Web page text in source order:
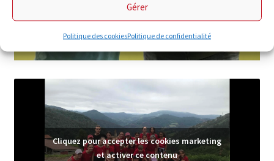
Gérer
Politique des cookiesPolitique de confidentialité
Cliquez pour accepter les cookies marketing
et activer ce contenu